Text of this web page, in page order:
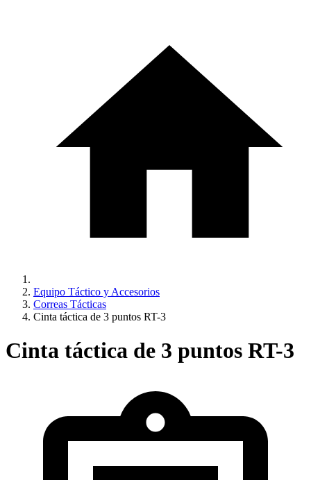
Equipo Táctico y Accesorios
Correas Tácticas
Cinta táctica de 3 puntos RT-3
Cinta táctica de 3 puntos RT-3